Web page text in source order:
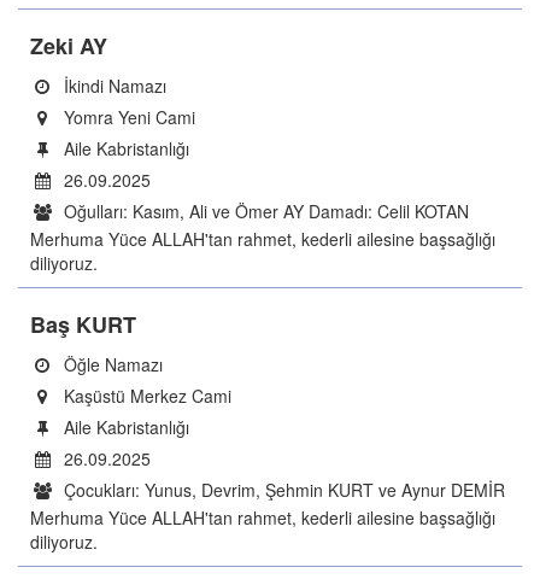
Zeki AY
İkindi Namazı
Yomra Yeni Cami
Aile Kabristanlığı
26.09.2025
Oğulları: Kasım, Ali ve Ömer AY Damadı: Celil KOTAN
Merhuma Yüce ALLAH'tan rahmet, kederli ailesine başsağlığı
diliyoruz.
Baş KURT
Öğle Namazı
Kaşüstü Merkez Cami
Aile Kabristanlığı
26.09.2025
Çocukları: Yunus, Devrim, Şehmin KURT ve Aynur DEMİR
Merhuma Yüce ALLAH'tan rahmet, kederli ailesine başsağlığı
diliyoruz.